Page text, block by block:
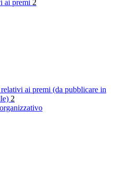
ai premi 2
ai premi (da pubblicare in
2